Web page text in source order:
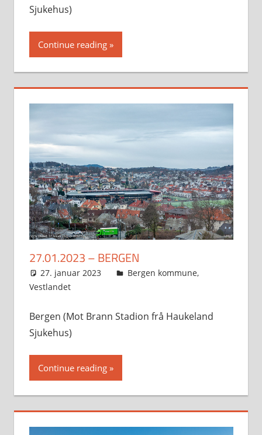
Sjukehus)
Continue reading
27.01.2023 – BERGEN
27. januar 2023 Svein
Bergen kommune,
Vestlandet
Bergen (Mot Brann Stadion frå Haukeland
Sjukehus)
Continue reading